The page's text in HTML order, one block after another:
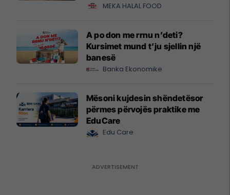
MEKA HALAL FOOD
A po don me rrnu n’deti?
Kursimet mund t’ju sjellin një
banesë
Banka Ekonomike
Mësoni kujdesin shëndetësor
përmes përvojës praktike me
EduCare
Edu Care